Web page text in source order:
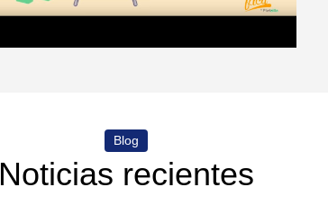
Blog
Noticias recientes